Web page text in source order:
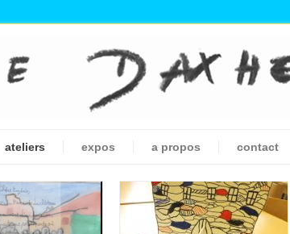
ateliers expos a propos contact